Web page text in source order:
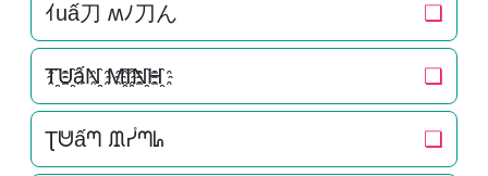
ｲuấ刀 ʍﾉ刀ん ❏
T҈U҈ấN҈ M҈I҈N҈H҈ ❏
Ʈᕰấᘉ ᙢᓮᘉᖺ ❏